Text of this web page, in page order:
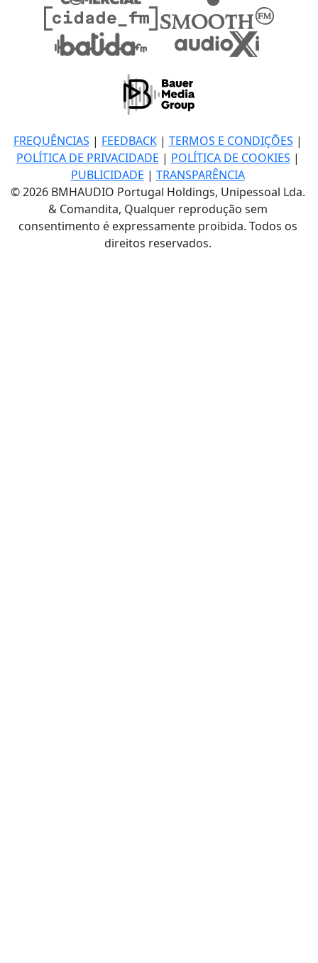
FREQUÊNCIAS | FEEDBACK| TERMOS E CONDIÇÕES |
POLÍTICA DE PRIVACIDADE | POLÍTICA DE COOKIES |
PUBLICIDADE | TRANSPARÊNCIA
© 2026 BMHAUDIO Portugal Holdings, Unipessoal Lda.
& Comandita, Qualquer reprodução sem
consentimento é expressamente proibida. Todos os
direitos reservados.